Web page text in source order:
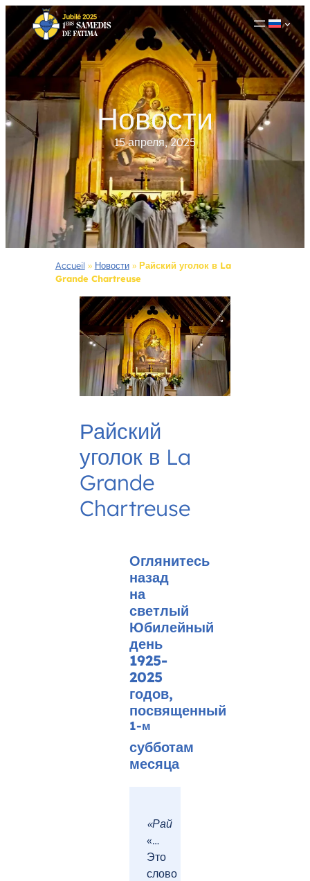
Перейти
содержимому
Новости
15 апреля, 2025
Accueil » Новости» Райский уголок в La
Grande Chartreuse
Райский
уголок в La
Grande
Chartreuse
Оглянитесь
назад
на
светлый
Юбилейный
день
1925-
2025
годов,
посвященный
1-м
субботам
месяца
«Рай
«…
Это
слово